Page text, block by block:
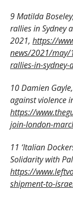
9 Matilda
rallies in Sydney
2021, https://
news/2021/may/
rallies-in-
10 Damien
against violence
https://
join-london-
11 ‘Italian
Solidarity with
https://
shipment-to-